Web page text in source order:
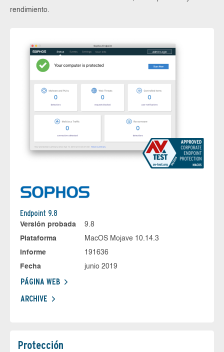
rendimiento.
Endpoint 9.8
Versión probada
9.8
Plataforma
MacOS Mojave 10.14.3
Informe
191636
Fecha
junio 2019
PÁGINA WEB
ARCHIVE
Protección